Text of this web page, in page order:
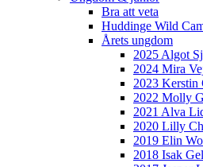
Bra att veta
Huddinge Wild
Årets ungdom
2025 Algot
2024 Mira
2023 Kerstin
2022 Molly
2021 Alva
2020 Lilly
2019 Elin
2018 Isak